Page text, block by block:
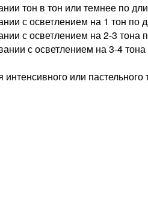
тон в тон или темнее по
с осветлением на 1 тон по
с осветлением на 2-3 тона
с осветлением на 3-4
или